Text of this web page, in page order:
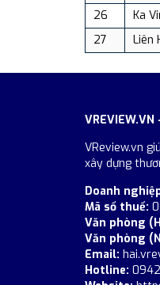
26
Ka
27
Liên
VREVIEW.VN
VReview.vn
xây dựng
Doanh
Mã số thuế:
Văn phòng
Văn phòng
Email:
Hotline: